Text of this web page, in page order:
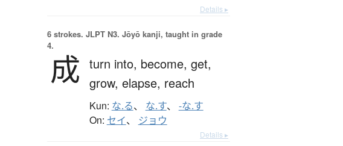
Details ▸
6 strokes. JLPT N3. Jōyō kanji, taught in grade
4.
成 turn into, become, get,
grow, elapse, reach
Kun: な.る、 な.す、 -な.す
On: セイ、 ジョウ
Details ▸